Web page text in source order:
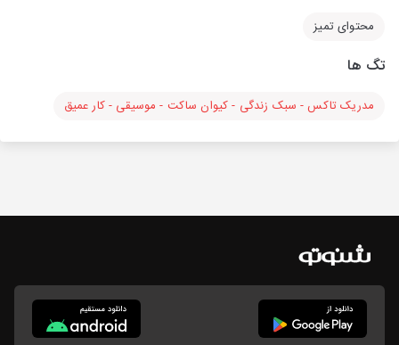
محتوای تمیز
تگ ها
مدریک تاکس - سبک زندگی - کیوان ساکت - موسیقی - کار عمیق